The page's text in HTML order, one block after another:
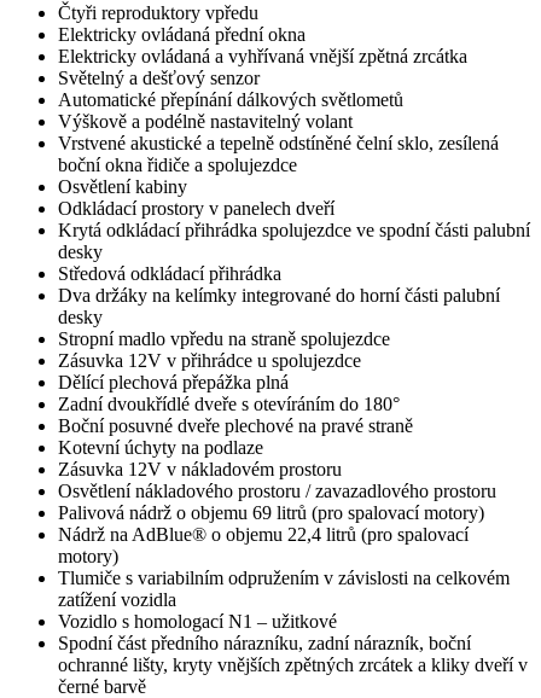
Čtyři reproduktory vpředu
Elektricky ovládaná přední okna
Elektricky ovládaná a vyhřívaná vnější zpětná zrcátka
Světelný a dešťový senzor
Automatické přepínání dálkových světlometů
Výškově a podélně nastavitelný volant
Vrstvené akustické a tepelně odstíněné čelní sklo, zesílená
boční okna řidiče a spolujezdce
Osvětlení kabiny
Odkládací prostory v panelech dveří
Krytá odkládací přihrádka spolujezdce ve spodní části palubní
desky
Středová odkládací přihrádka
Dva držáky na kelímky integrované do horní části palubní
desky
Stropní madlo vpředu na straně spolujezdce
Zásuvka 12V v přihrádce u spolujezdce
Dělící plechová přepážka plná
Zadní dvoukřídlé dveře s otevíráním do 180°
Boční posuvné dveře plechové na pravé straně
Kotevní úchyty na podlaze
Zásuvka 12V v nákladovém prostoru
Osvětlení nákladového prostoru / zavazadlového prostoru
Palivová nádrž o objemu 69 litrů (pro spalovací motory)
Nádrž na AdBlue® o objemu 22,4 litrů (pro spalovací
motory)
Tlumiče s variabilním odpružením v závislosti na celkovém
zatížení vozidla
Vozidlo s homologací N1 – užitkové
Spodní část předního nárazníku, zadní nárazník, boční
ochranné lišty, kryty vnějších zpětných zrcátek a kliky dveří v
černé barvě